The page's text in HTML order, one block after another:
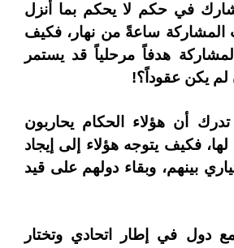
في حكم لا يحكم بما أنزل
المشاركة ساعةً من نهار، فكيف
هدفاً مرحلياً قد يستمر
يكن عقوداً؟!
أن هؤلاء الحكام يحاربون
لها، فكيف يتوجه هؤلاء إلى إيجاد
بينهم، وبقاء دولهم على قيد
دول في إطار اتحادي وتختار